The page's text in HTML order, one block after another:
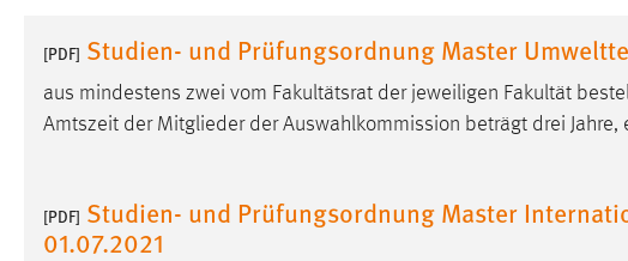
[PDF] Studien- und Prüfungsordnung Master
aus mindestens zwei vom Fakultätsrat der jeweiligen Fakultät
Amtszeit der Mitglieder der Auswahlkommission beträgt drei Jahre,
[PDF] Studien- und Prüfungsordnung Master
01.07.2021
Website erforderlich.
Einverständnis
Zweck:
Dieser Cookie speichert die
ausgewählten Einverständnis-Optionen